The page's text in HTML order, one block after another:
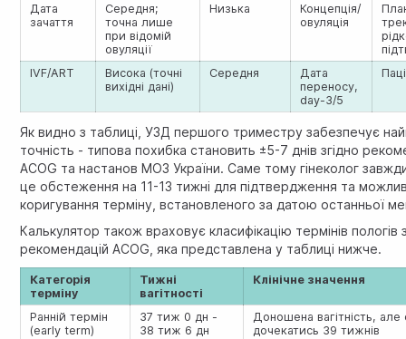
Дата
зачаття
Середня;
точна лише
при відомій
овуляції
Низька
Концепція/
овуляція
IVF/ART
Висока (точні
вихідні дані)
Середня
Дата
переносу,
day-3/5
Як видно з таблиці, УЗД першого триместру забезпечує
точність - типова похибка становить ±5-7 днів згідно
ACOG та настанов МОЗ України. Саме тому гінеколог
це обстеження на 11-13 тижні для підтвердження та
коригування терміну, встановленого за датою останньої
Калькулятор також враховує класифікацію термінів пологів
рекомендацій ACOG, яка представлена у таблиці нижче.
Категорія
терміну
Тижні
вагітності
Клінічне значення
Ранній термін
(early term)
37 тиж 0 дн -
38 тиж 6 дн
Доношена вагітність,
дочекатись 39 тижнів